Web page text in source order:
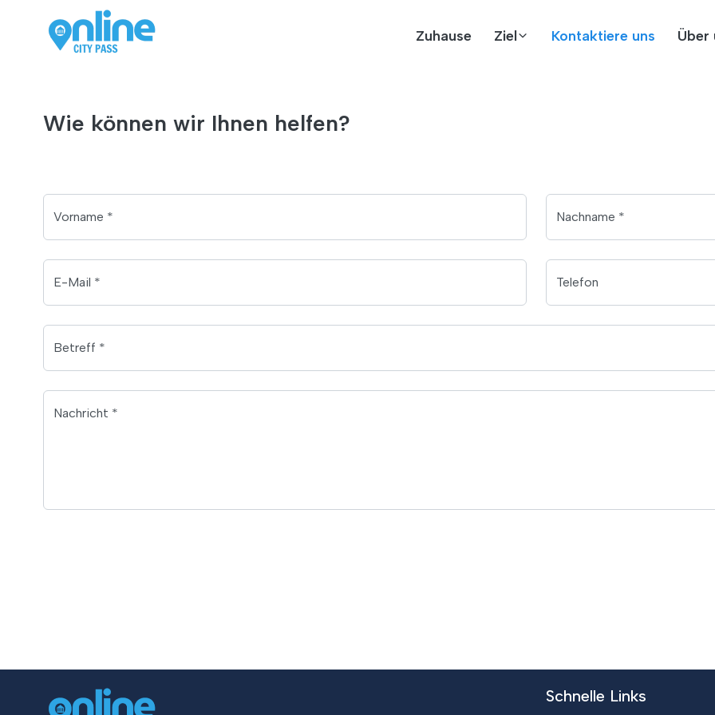
Zuhause Ziel Kontaktiere uns Über
Wie können wir Ihnen helfen?
Vorname * Nachname *
E-Mail * Telefon
Betreff *
Nachricht *
Schnelle Links